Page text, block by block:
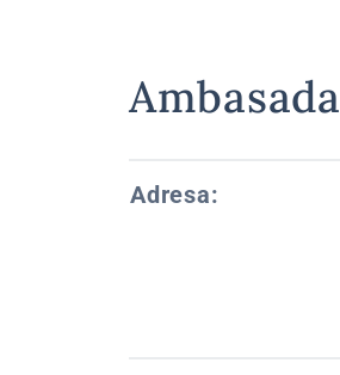
Ambasada
Adresa: